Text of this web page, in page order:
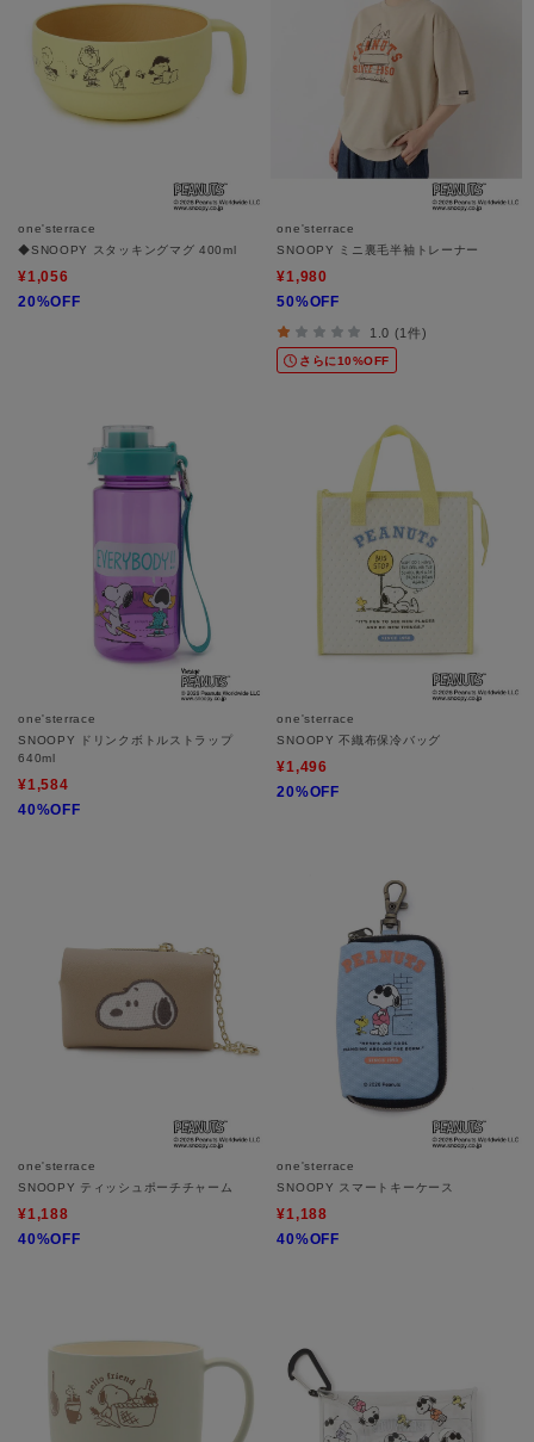
one'sterrace
◆SNOOPY スタッキングマグ 400ml
¥1,056
20%OFF
one'sterrace
SNOOPY ミニ裏毛半袖トレーナー
¥1,980
50%OFF
1.0 (1件)
さらに10%OFF
one'sterrace
SNOOPY ドリンクボトルストラップ
640ml
¥1,584
40%OFF
one'sterrace
SNOOPY 不織布保冷バッグ
¥1,496
20%OFF
one'sterrace
SNOOPY ティッシュポーチチャーム
¥1,188
40%OFF
one'sterrace
SNOOPY スマートキーケース
¥1,188
40%OFF